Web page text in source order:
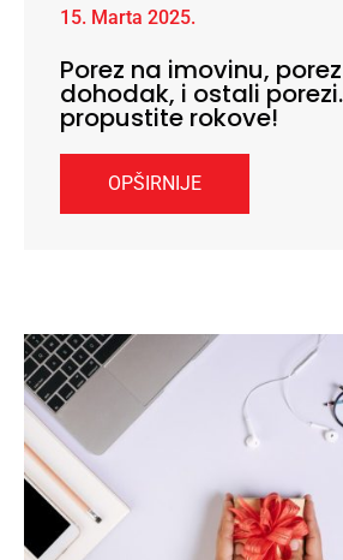
15. Marta 2025.
Porez na imovinu,
dohodak, i ostali
propustite rokove!
OPŠIRNIJE